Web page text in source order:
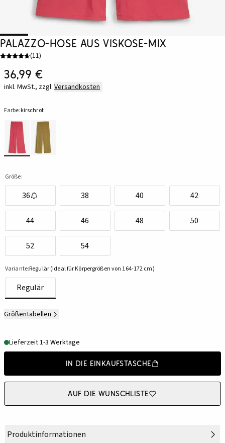
Palazzo-Hose aus Viskose-Mix
(11)
36,99 €
inkl. MwSt., zzgl. Versandkosten
Farbe:kirschrot
Größe:
36 38 40 42
44 46 48 50
52 54
Variante:Regulär (Ideal für Körpergrößen von 164-172 cm)
Regulär
Größentabellen
Lieferzeit 1-3 Werktage
In die Einkaufstasche
Auf die Wunschliste
Produktinformationen